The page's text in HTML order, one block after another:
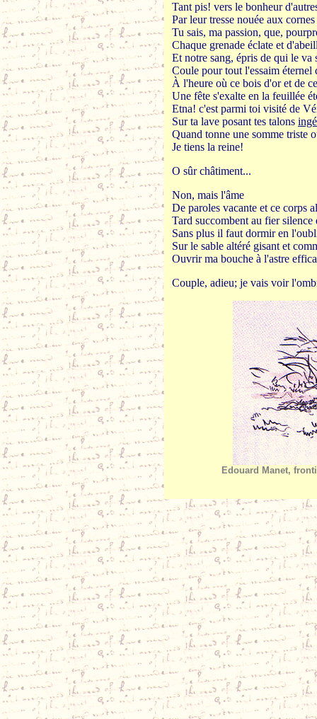
Tant pis! vers le bonheur
Par leur tresse nouée aux
Tu sais, ma passion, que,
Chaque grenade éclate et
Et notre sang, épris de qui le va
Coule pour tout l'essaim éternel
À l'heure où ce bois d'or et de
Une fête s'exalte en la feuillée
Etna! c'est parmi toi visité de
Sur ta lave posant tes talons
Quand tonne une somme triste
Je tiens la reine!
O sûr châtiment...
Non, mais l'âme
De paroles vacante et ce corps
Tard succombent au fier silence
Sans plus il faut dormir en
Sur le sable altéré gisant et
Ouvrir ma bouche à l'astre
Couple, adieu; je vais voir
Edouard Manet,